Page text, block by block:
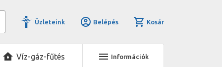
Üzleteink Belépés Kosár
Víz-gáz-fűtés Információk